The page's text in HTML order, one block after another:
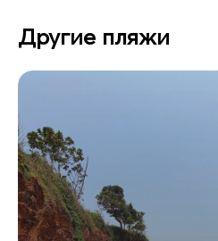
Другие пляжи